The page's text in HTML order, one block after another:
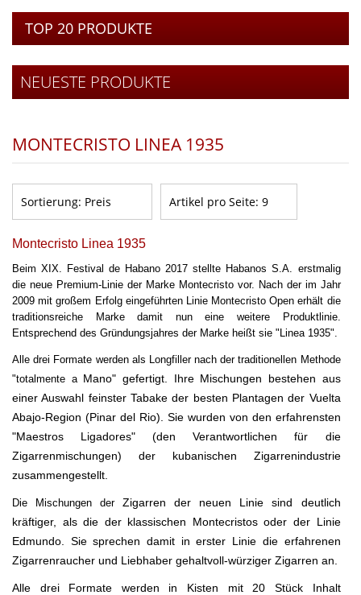
TOP 20 PRODUKTE
NEUESTE PRODUKTE
MONTECRISTO LINEA 1935
Sortierung: Preis Artikel pro Seite: 9
Montecristo Linea 1935
Beim XIX. Festival de Habano 2017 stellte Habanos S.A. erstmalig
die neue Premium-Linie der Marke Montecristo vor. Nach der im Jahr
2009 mit großem Erfolg eingeführten Linie Montecristo Open erhält die
traditionsreiche Marke damit nun eine weitere Produktlinie.
Entsprechend des Gründungsjahres der Marke heißt sie "Linea 1935".
Alle drei Formate werden als Longfiller nach der traditionellen Methode
"totalmente a Mano" gefertigt. Ihre Mischungen bestehen aus
einer Auswahl feinster Tabake der besten Plantagen der Vuelta
Abajo-Region (Pinar del Rio). Sie wurden von den erfahrensten
"Maestros Ligadores" (den Verantwortlichen für die
Zigarrenmischungen) der kubanischen Zigarrenindustrie
zusammengestellt.
Die Mischungen derZigarren der neuen Linie sind deutlich
kräftiger, als die der klassischen Montecristos oder der Linie
Edmundo. Sie sprechen damit in erster Linie die erfahrenen
Zigarrenraucher und Liebhaber gehaltvoll-würziger Zigarren an.
Alle drei Formate werden in Kisten mit 20 Stück Inhalt